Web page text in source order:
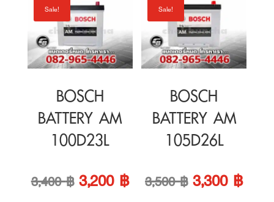
BOSCH
BATTERY AM
100D23L
3,400฿Original
price
3,400 ฿.
3,200
price
3,200 ฿.
BOSCH
BATTERY AM
105D26L
3,500฿Original
price
3,500 ฿.
3,300
1 2 →